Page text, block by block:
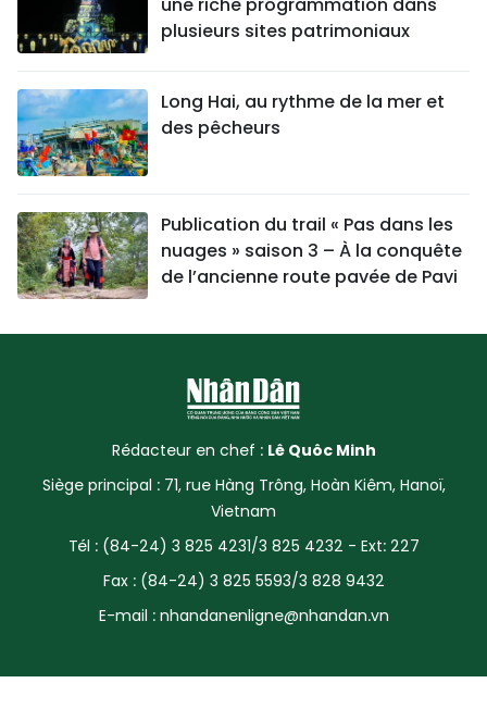
plusieurs sites patrimoniaux
Long Hai, au rythme de la mer et
des pêcheurs
Publication du trail « Pas dans les
nuages » saison 3 – À la conquête
de l’ancienne route pavée de Pavi
Rédacteur en chef : Lê Quôc Minh
Siège principal : 71, rue Hàng Trông, Hoàn Kiêm, Hanoï,
Vietnam
Tél : (84-24) 3 825 4231/3 825 4232 - Ext: 227
Fax : (84-24) 3 825 5593/3 828 9432
E-mail : nhandanenligne@nhandan.vn